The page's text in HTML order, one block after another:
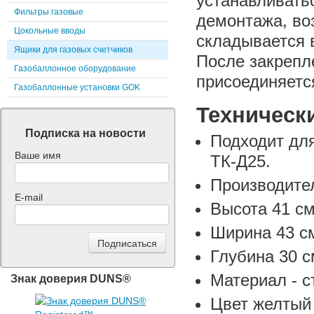
демонтажа,
После
Подходит
ТК-Д25.
Высота 41
Ширина 43
Глубина 30
Материал -
Цвет желтый
Фильтры газовые
Цокольные вводы
Ящики для газовых счетчиков
Газобаллонное оборудование
Газобаллонные установки GOK
Подписка на новости
Ваше имя
E-mail
Знак доверия DUNS®